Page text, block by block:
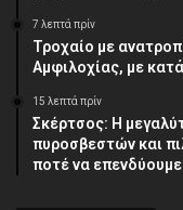
7 λεπτά πρίν
Τροχαίο με
Αμφιλοχίας, με
15 λεπτά πρίν
Σκέρτσος: Η
πυροσβεστών και
ποτέ να